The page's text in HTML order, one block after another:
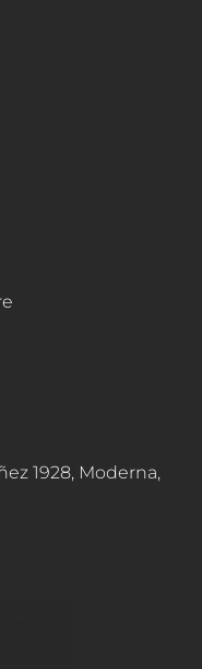
1928, Moderna,